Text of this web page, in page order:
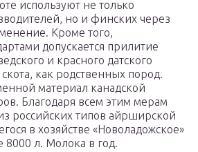
используют не только
но и финских через
Кроме того,
допускается прилитие
и красного датского
как родственных пород.
материал канадской
Благодаря всем этим мерам
российских типов айрширской
в хозяйстве «Новоладожское»
8000 л. Молока в год.